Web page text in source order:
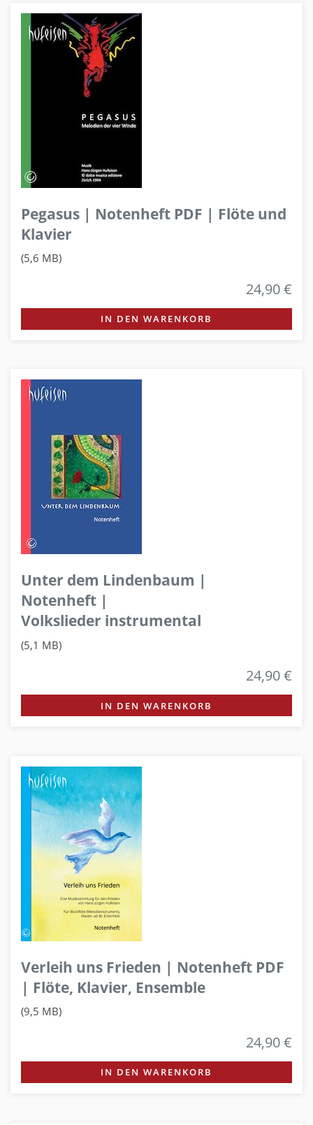
Pegasus | Notenheft PDF | Flöte und
Klavier
(5,6 MB)
24,90 €
IN DEN WARENKORB
Unter dem Lindenbaum |
Notenheft |
Volkslieder instrumental
(5,1 MB)
24,90 €
IN DEN WARENKORB
Verleih uns Frieden | Notenheft PDF
| Flöte, Klavier, Ensemble
(9,5 MB)
24,90 €
IN DEN WARENKORB